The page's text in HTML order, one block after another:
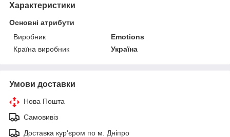
Характеристики
Основні атрибути
Виробник
Emotions
Країна виробник
Україна
Умови доставки
Нова Пошта
Самовивіз
Доставка кур'єром по м. Дніпро